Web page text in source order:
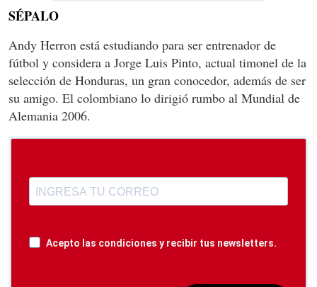
SÉPALO
Andy Herron está estudiando para ser entrenador de
fútbol y considera a Jorge Luis Pinto, actual timonel de la
selección de Honduras, un gran conocedor, además de ser
su amigo. El colombiano lo dirigió rumbo al Mundial de
Alemania 2006.
Acepto las condiciones y recibir tus newsletters.